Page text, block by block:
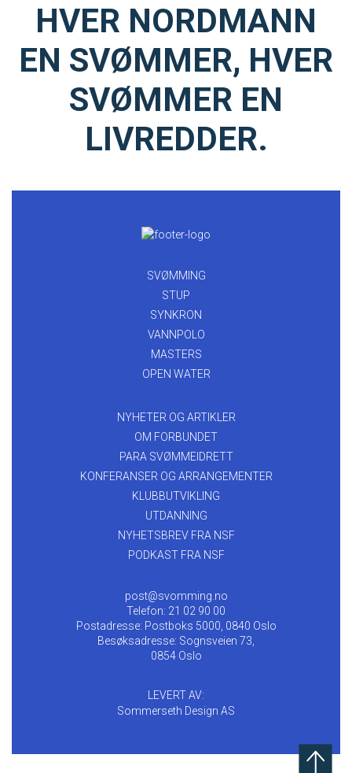
HVER NORDMANN
EN SVØMMER, HVER
SVØMMER EN
LIVREDDER.
SVØMMING
STUP
SYNKRON
VANNPOLO
MASTERS
OPEN WATER
NYHETER OG ARTIKLER
OM FORBUNDET
PARA SVØMMEIDRETT
KONFERANSER OG ARRANGEMENTER
KLUBBUTVIKLING
UTDANNING
NYHETSBREV FRA NSF
PODKAST FRA NSF
post@svomming.no
Telefon: 21 02 90 00
Postadresse: Postboks 5000, 0840 Oslo
Besøksadresse: Sognsveien 73,
0854 Oslo
LEVERT AV:
Sommerseth Design AS